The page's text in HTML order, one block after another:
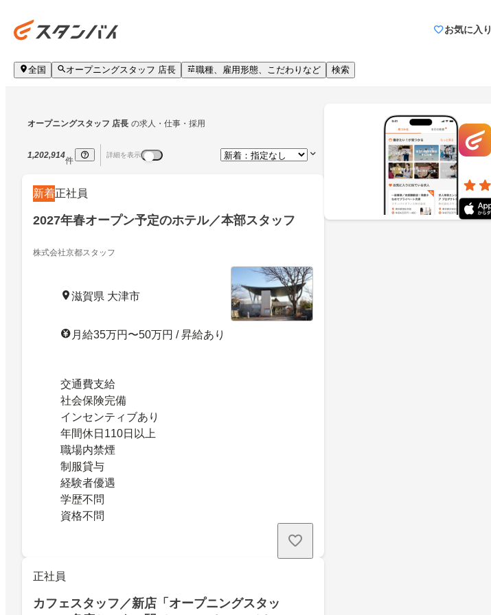
お気に入り
全国 オープニングスタッフ 店長 職種、雇用形態、こだわりなど 検索
オープニングスタッフ 店長 の求人・仕事・採用
1,202,914
件
詳細を表示
新着正社員
2027年春オープン予定のホテル／本部スタッフ
株式会社京都スタッフ
滋賀県 大津市
月給35万円〜50万円 / 昇給あり
交通費支給
社会保険完備
インセンティブあり
年間休日110日以上
職場内禁煙
制服貸与
経験者優遇
学歴不問
資格不問
正社員
カフェスタッフ／新店「オープニングスタッ